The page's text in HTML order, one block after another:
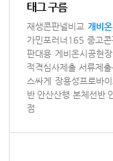
태그 구름
재생콘판넬비교 개비
가민포러너165 중고
판대용 게비온시공현장
적격심사제출 서류제
스싸게
장용성프로바
반 안산산행 본체선반
점